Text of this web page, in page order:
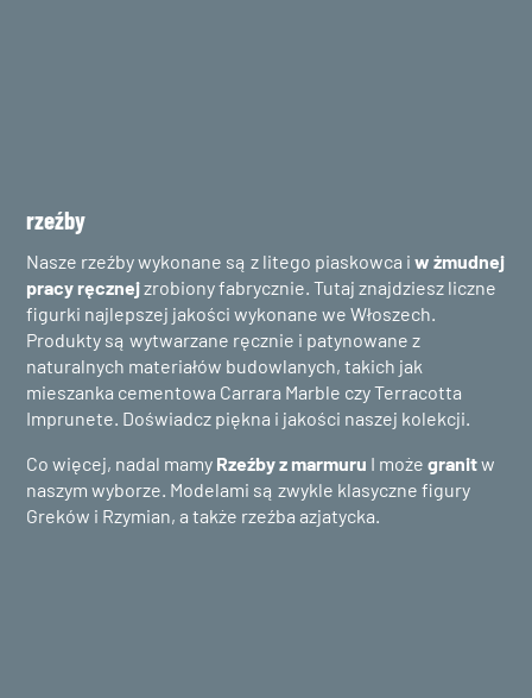
rzeźby
Nasze rzeźby wykonane są z litego piaskowca iw żmudnej
pracy ręcznejzrobiony fabrycznie. Tutaj znajdziesz liczne
figurki najlepszej jakości wykonane we Włoszech.
Produkty są wytwarzane ręcznie i patynowane z
naturalnych materiałów budowlanych, takich jak
mieszanka cementowa Carrara Marble czy Terracotta
Imprunete. Doświadcz piękna i jakości naszej kolekcji.
Co więcej, nadal mamy Rzeźby z marmuru I może granitw
naszym wyborze. Modelami są zwykle klasyczne figury
Greków i Rzymian, a także rzeźba azjatycka.